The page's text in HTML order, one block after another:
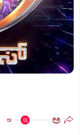
ಅ ಅ